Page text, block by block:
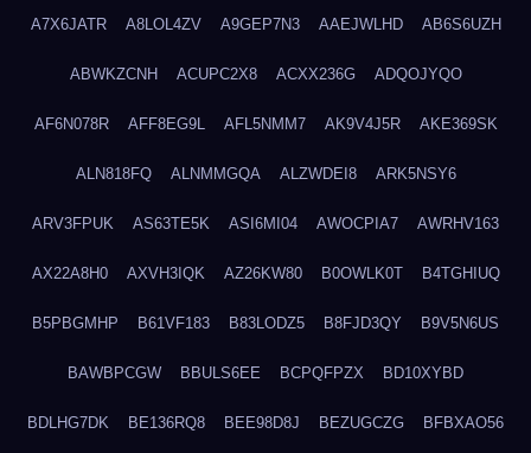
A7X6JATR A8LOL4ZV A9GEP7N3 AAEJWLHD AB6S6UZH
ABWKZCNH ACUPC2X8 ACXX236G ADQOJYQO
AF6N078R AFF8EG9L AFL5NMM7 AK9V4J5R AKE369SK
ALN818FQ ALNMMGQA ALZWDEI8 ARK5NSY6
ARV3FPUK AS63TE5K ASI6MI04 AWOCPIA7 AWRHV163
AX22A8H0 AXVH3IQK AZ26KW80 B0OWLK0T B4TGHIUQ
B5PBGMHP B61VF183 B83LODZ5 B8FJD3QY B9V5N6US
BAWBPCGW BBULS6EE BCPQFPZX BD10XYBD
BDLHG7DK BE136RQ8 BEE98D8J BEZUGCZG BFBXAO56